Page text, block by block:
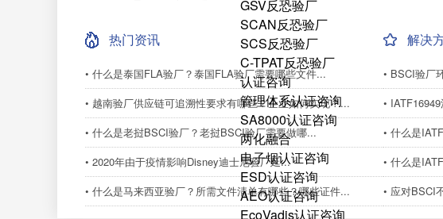
GSV反恐验厂
SCAN反恐验厂
SCS反恐验厂
C-TPAT反恐验厂
认证咨询
管理体系认证咨询
SA8000认证咨询
两化融合
电子烟认证咨询
ESD认证咨询
AEO认证咨询
EcoVadis认证咨询
热门资讯
• 什么是泰国FLA验厂？泰国FLA验厂需要哪些文件...
• 越南验厂供应链可追溯性要求有哪些？企业如何实现？...
• 什么是老挝BSCI验厂？老挝BSCI验厂需要做哪...
• 2020年由于疫情影响Disney​迪士尼验厂延...
• 什么是马来西亚验厂？所需文件清单有哪些？哪些证件...
解决
• BSCI验厂
•
• 什么是
• 什么是
• 应对BSCI